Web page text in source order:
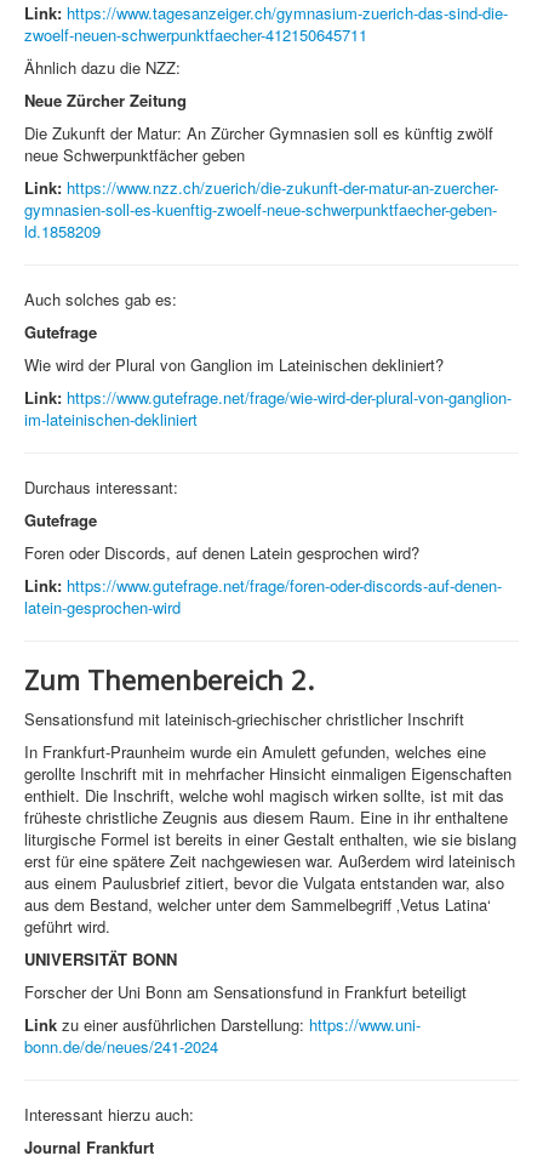
Link: https://www.tagesanzeiger.ch/gymnasium-zuerich-das-sind-die-
zwoelf-neuen-schwerpunktfaecher-412150645711
Ähnlich dazu die NZZ:
Neue Zürcher Zeitung
Die Zukunft der Matur: An Zürcher Gymnasien soll es künftig zwölf
neue Schwerpunktfächer geben
Link: https://www.nzz.ch/zuerich/die-zukunft-der-matur-an-zuercher-
gymnasien-soll-es-kuenftig-zwoelf-neue-schwerpunktfaecher-geben-
ld.1858209
Auch solches gab es:
Gutefrage
Wie wird der Plural von Ganglion im Lateinischen dekliniert?
Link: https://www.gutefrage.net/frage/wie-wird-der-plural-von-ganglion-
im-lateinischen-dekliniert
Durchaus interessant:
Gutefrage
Foren oder Discords, auf denen Latein gesprochen wird?
Link: https://www.gutefrage.net/frage/foren-oder-discords-auf-denen-
latein-gesprochen-wird
Zum Themenbereich 2.
Sensationsfund mit lateinisch-griechischer christlicher Inschrift
In Frankfurt-Praunheim wurde ein Amulett gefunden, welches eine
gerollte Inschrift mit in mehrfacher Hinsicht einmaligen Eigenschaften
enthielt. Die Inschrift, welche wohl magisch wirken sollte, ist mit das
früheste christliche Zeugnis aus diesem Raum. Eine in ihr enthaltene
liturgische Formel ist bereits in einer Gestalt enthalten, wie sie bislang
erst für eine spätere Zeit nachgewiesen war. Außerdem wird lateinisch
aus einem Paulusbrief zitiert, bevor die Vulgata entstanden war, also
aus dem Bestand, welcher unter dem Sammelbegriff ‚Vetus Latina‘
geführt wird.
UNIVERSITÄT BONN
Forscher der Uni Bonn am Sensationsfund in Frankfurt beteiligt
Link zu einer ausführlichen Darstellung: https://www.uni-
bonn.de/de/neues/241-2024
Interessant hierzu auch:
Journal Frankfurt